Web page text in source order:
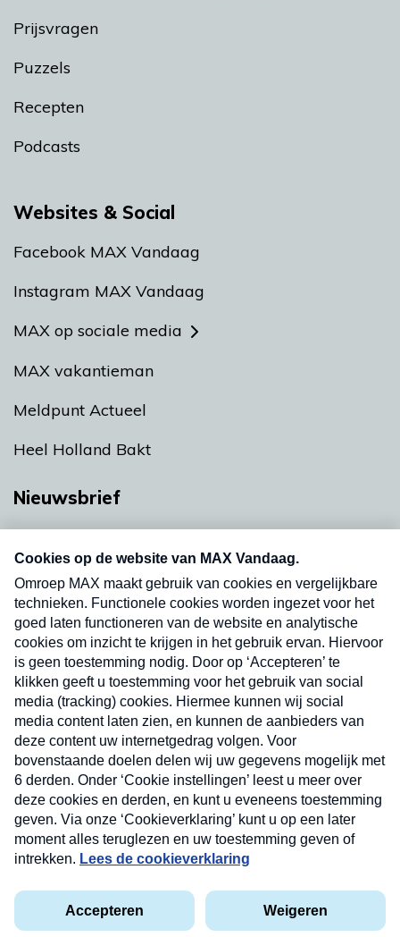
Prijsvragen
Puzzels
Recepten
Podcasts
Websites & Social
Facebook MAX Vandaag
Instagram MAX Vandaag
MAX op sociale media
MAX vakantieman
Meldpunt Actueel
Heel Holland Bakt
Nieuwsbrief
nieuwsbrief. Elke vrijdag- en dinsdagochtend in
uw mailbox.
Verzend
Privacyverklaring
Cookieverklaring
Kwetsbaarheid melden
Nieuwsbrief
Neem hier een gratis abonnement op onze
nieuwsbrief. Elke vrijdag- en dinsdagochtend in uw